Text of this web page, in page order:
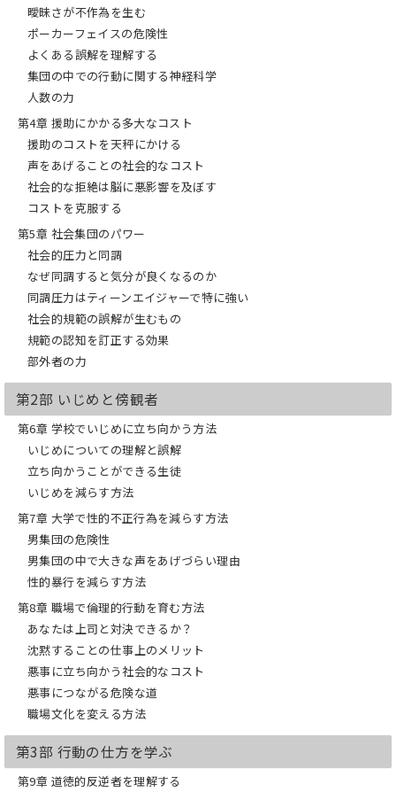
勇気ある反抗者に変わるにはどうすれば
る。
研究で全米トップ300の教授の一人にも
選出された心理学者
ンダーソン
彼女が本書を執筆したきっかけは、息子
の寮の新入生が飲酒中に転倒して20時間
なぜ誰もすぐに行動を起こさなかったの
あなたなら行動を起こせたのか？
企業や個人の不正、ハラスメント、いじ
め、性加害の問題に関するニュースが後
各誌、各専門家が推薦！
”本書は、同調圧力や腐敗した権力、無
関心・無気力に直面しても、正しいこと
のために立ち上がる力を、できるだけ早
ます。”
―サイコロジー・トゥデイ誌
”善人の善行を妨げる社会規範の深層を
取るべき手段を指し示す１冊です。”
―ウォルター・V・ロビンソン（ボスト
ン・グローブ紙元編集者）
”なぜ多くの人は、悪事を目撃したとき
ん。本書は、そんなあなたに向けて執筆
されています。”
―ジョージ・コンウェイ（リンカーン・
曖昧さが不作為を生む
ポーカーフェイスの危険性
よくある誤解を理解する
集団の中での行動に関する神経科学
人数の力
第4章 援助にかかる多大なコスト
援助のコストを天秤にかける
声をあげることの社会的なコスト
社会的な拒絶は脳に悪影響を及ぼす
コストを克服する
第5章 社会集団のパワー
社会的圧力と同調
なぜ同調すると気分が良くなるのか
同調圧力はティーンエイジャーで特に強い
社会的規範の誤解が生むもの
規範の認知を訂正する効果
部外者の力
第2部 いじめと傍観者
第6章 学校でいじめに立ち向かう方法
いじめについての理解と誤解
立ち向かうことができる生徒
いじめを減らす方法
第7章 大学で性的不正行為を減らす方法
男集団の危険性
男集団の中で大きな声をあげづらい理由
性的暴行を減らす方法
第8章 職場で倫理的行動を育む方法
あなたは上司と対決できるか？
沈黙することの仕事上のメリット
悪事に立ち向かう社会的なコスト
悪事につながる危険な道
職場文化を変える方法
第3部 行動の仕方を学ぶ
第9章 道徳的反逆者を理解する